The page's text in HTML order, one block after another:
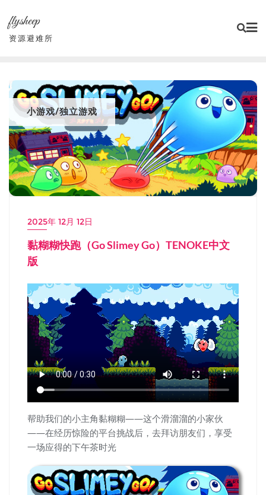
content
flysheep
资源避难所
小游戏/独立游戏
2025年 12月 12日
黏糊糊快跑（Go Slimey Go）TENOKE中文
版
帮助我们的小主角黏糊糊——这个滑溜溜的小家伙
——在经历惊险的平台挑战后，去拜访朋友们，享受
一场应得的下午茶时光